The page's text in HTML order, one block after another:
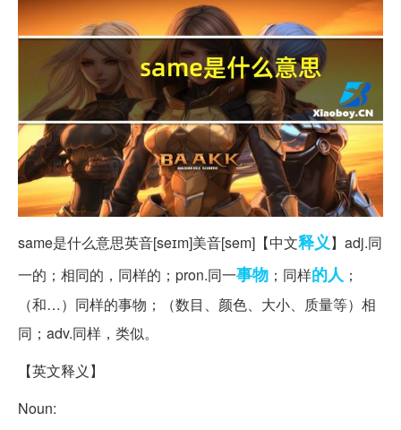
same是什么意思英音[seɪm]美音[sem]【中文释义】adj.同
一的；相同的，同样的；pron.同一事物 ；同样的人 ；
（和…）同样的事物；（数目、颜色、大小、质量等）相
同；adv.同样，类似。
【英文释义】
Noun: